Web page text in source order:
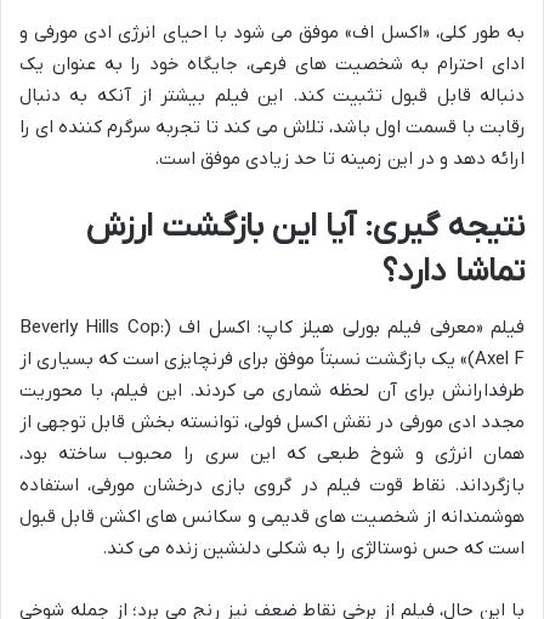
به طور کلی، «اکسل اف» موفق می شود با احیای انرژی ادی مورفی و
ادای احترام به شخصیت های فرعی، جایگاه خود را به عنوان یک
دنباله قابل قبول تثبیت کند. این فیلم بیشتر از آنکه به دنبال
رقابت با قسمت اول باشد، تلاش می کند تا تجربه سرگرم کننده ای را
ارائه دهد و در این زمینه تا حد زیادی موفق است.
نتیجه گیری: آیا این بازگشت ارزش
تماشا دارد؟
فیلم «معرفی فیلم بورلی هیلز کاپ: اکسل اف (Beverly Hills Cop:
Axel F)» یک بازگشت نسبتاً موفق برای فرنچایزی است که بسیاری از
طرفدارانش برای آن لحظه شماری می کردند. این فیلم، با محوریت
مجدد ادی مورفی در نقش اکسل فولی، توانسته بخش قابل توجهی از
همان انرژی و شوخ طبعی که این سری را محبوب ساخته بود،
بازگرداند. نقاط قوت فیلم در گروی بازی درخشان مورفی، استفاده
هوشمندانه از شخصیت های قدیمی و سکانس های اکشن قابل قبول
است که حس نوستالژی را به شکلی دلنشین زنده می کند.
با این حال، فیلم از برخی نقاط ضعف نیز رنج می برد؛ از جمله شوخی